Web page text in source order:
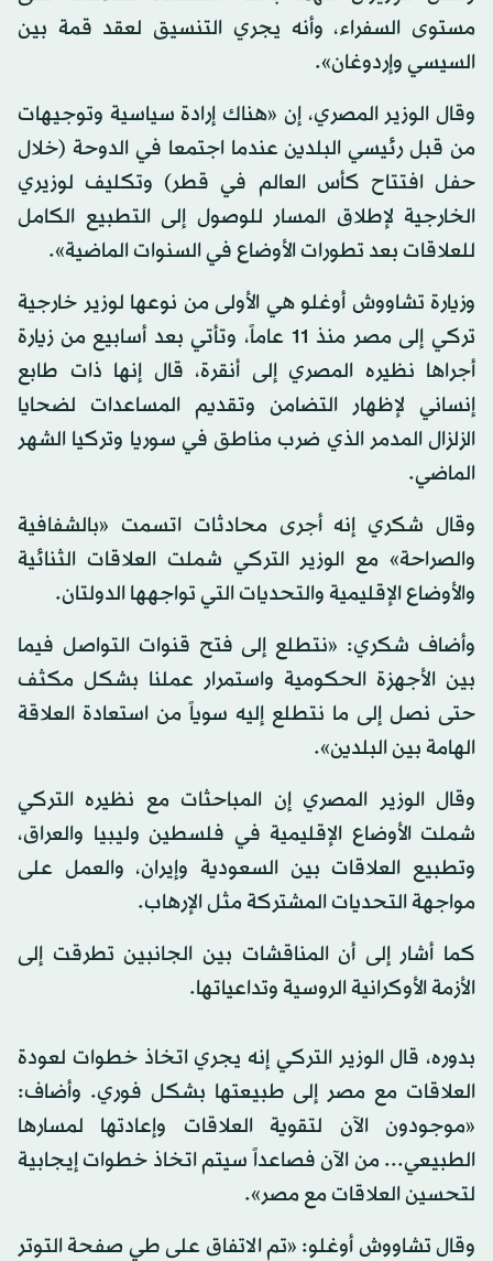
مستوى السفراء، وأنه يجري التنسيق لعقد قمة بين
السيسي وإردوغان».
وقال الوزير المصري، إن «هناك إرادة سياسية وتوجيهات
من قبل رئيسي البلدين عندما اجتمعا في الدوحة (خلال
حفل افتتاح كأس العالم في قطر) وتكليف لوزيري
الخارجية لإطلاق المسار للوصول إلى التطبيع الكامل
للعلاقات بعد تطورات الأوضاع في السنوات الماضية».
وزيارة تشاووش أوغلو هي الأولى من نوعها لوزير خارجية
تركي إلى مصر منذ 11 عاماً، وتأتي بعد أسابيع من زيارة
أجراها نظيره المصري إلى أنقرة، قال إنها ذات طابع
إنساني لإظهار التضامن وتقديم المساعدات لضحايا
الزلزال المدمر الذي ضرب مناطق في سوريا وتركيا الشهر
الماضي.
وقال شكري إنه أجرى محادثات اتسمت «بالشفافية
والصراحة» مع الوزير التركي شملت العلاقات الثنائية
والأوضاع الإقليمية والتحديات التي تواجهها الدولتان.
وأضاف شكري: «نتطلع إلى فتح قنوات التواصل فيما
بين الأجهزة الحكومية واستمرار عملنا بشكل مكثف
حتى نصل إلى ما نتطلع إليه سوياً من استعادة العلاقة
الهامة بين البلدين».
وقال الوزير المصري إن المباحثات مع نظيره التركي
شملت الأوضاع الإقليمية في فلسطين وليبيا والعراق،
وتطبيع العلاقات بين السعودية وإيران، والعمل على
مواجهة التحديات المشتركة مثل الإرهاب.
كما أشار إلى أن المناقشات بين الجانبين تطرقت إلى
الأزمة الأوكرانية الروسية وتداعياتها.
بدوره، قال الوزير التركي إنه يجري اتخاذ خطوات لعودة
العلاقات مع مصر إلى طبيعتها بشكل فوري. وأضاف:
«موجودون الآن لتقوية العلاقات وإعادتها لمسارها
الطبيعي... من الآن فصاعداً سيتم اتخاذ خطوات إيجابية
لتحسين العلاقات مع مصر».
وقال تشاووش أوغلو: «تم الاتفاق على طي صفحة التوتر